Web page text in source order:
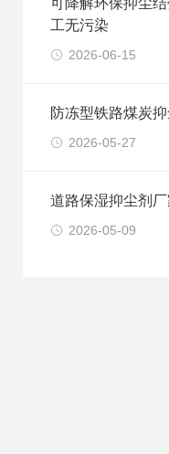
可降解环保抑尘
工无污染
2026-06-15
防冻型铁路煤炭
2026-05-27
道路保湿抑尘剂
2026-05-09